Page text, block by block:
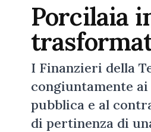
Porcilaia
I Finanzieri della
congiuntamente
pubblica e al
di pertinenza di